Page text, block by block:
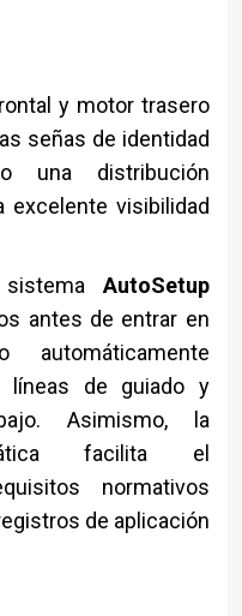
y motor trasero
señas de identidad
una distribución
excelente visibilidad
AutoSetup
antes de entrar en
automáticamente
líneas de guiado y
Asimismo, la
facilita el
normativos
de aplicación